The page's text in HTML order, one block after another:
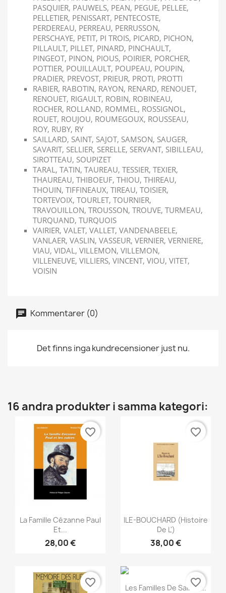
PASQUIER, PAUWELS, PEAN, PEGUE, PELLEE,
PELLETIER, PENISSART, PENTECOSTE,
PERDEREAU, PERREAU, PERRUSSON,
PERSCHAYE, PETIT, PI TROIS, PICARD, PICHON,
PILLAULT, PILLET, PINARD, PINCHAULT,
PINGEOT, PINON, PIOUS, POIRIER, PORCHER,
POTTIER, POUILLAULT, POUPEAU, POUPIN,
PRADIER, PREVOST, PRIEUR, PROTI, PROTTI
RABIER, RABOTIN, RAYON, RENARD, RENOUET,
RENOUET, RIGAULT, ROBIN, ROBINEAU,
ROCHER, ROLLAND, ROMMEL, ROSSIGNOL,
ROUET, ROUJOU, ROUMEGOUX, ROUSSEAU,
ROY, RUBY, RY
SAILLARD, SAINT, SAJOT, SAMSON, SAUGER,
SAVARIT, SELLIER, SERELLE, SERVANT, SIBILLEAU,
SIROTTEAU, SOUPIZET
TARAL, TATIN, TAUREAU, TESSIER, TEXIER,
THAUREAU, THIBOEUF, THIOU, THIREAU,
THOUIN, TIFFINEAUX, TIREAU, TOISIER,
TORTEVOIX, TOURLET, TOURNIER,
TRAVOUILLON, TROUSSON, TROUVE, TURMEAU,
TURQUAND, TURQUOIS
VAIRIER, VALET, VALLET, VANDENABEELE,
VANLAER, VASLIN, VASSEUR, VERNIER, VERNIERE,
VIAU, VIDAL, VILLEMON, VILLEMON,
VILLENEUVE, VILLIERS, VINCENT, VIOU, VITET,
VOISIN
Kommentarer (0)
Det finns inga kundrecensioner just nu.
16 andra produkter i samma kategori:
Snabbvy
La Famille Cézanne Paul
Et...
28,00 €
favorite_border
Snabbvy
ILE-BOUCHARD (Histoire
De L')
38,00 €
favorite_border
favorite_border Snabbvy
Les Familles De Sainte...
favorite_border